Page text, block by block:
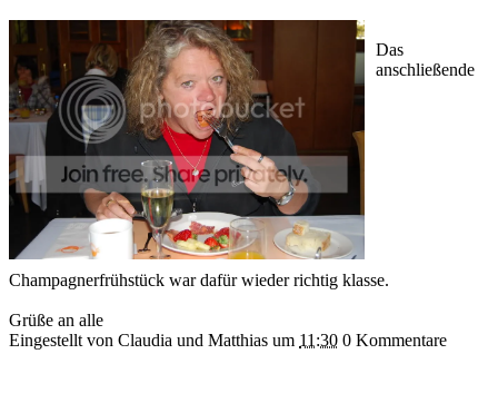
Das
anschließende
Champagnerfrühstück war dafür wieder richtig klasse.
Grüße an alle
Eingestellt von Claudia und Matthias um 11:30 0 Kommentare